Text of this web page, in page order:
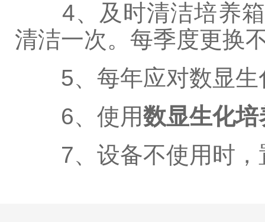
4、及时清洁培养箱
清洁一次。每季度更换
5、每年应对数显生
6、使用数显生化培
7、设备不使用时，